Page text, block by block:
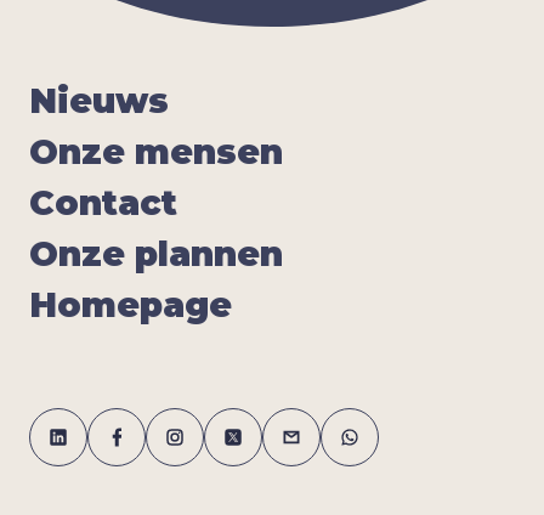
Nieuws
Onze men­sen
Con­tact
Onze plan­nen
Home­pa­ge